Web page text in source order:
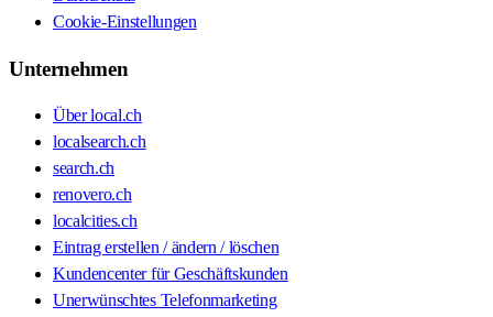
Cookie-Einstellungen
Unternehmen
Über local.ch
localsearch.ch
search.ch
renovero.ch
localcities.ch
Eintrag erstellen / ändern / löschen
Kundencenter für Geschäftskunden
Unerwünschtes Telefonmarketing